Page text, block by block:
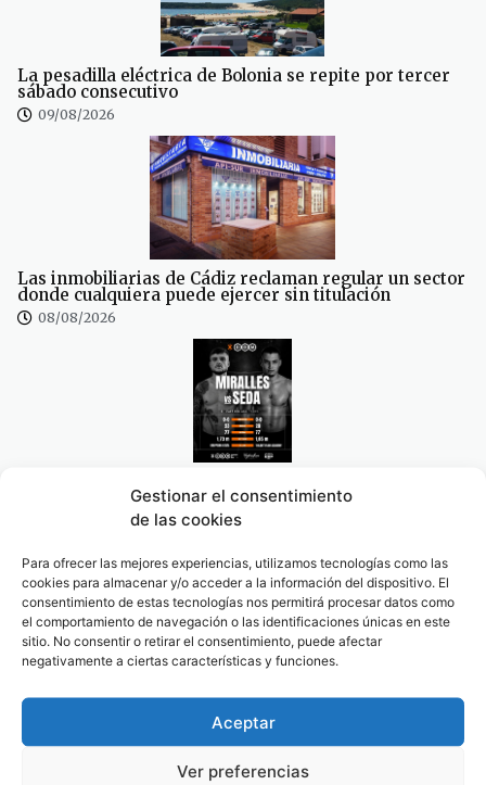
Gestionar el consentimiento
de las cookies
Para ofrecer las mejores experiencias, utilizamos tecnologías como las
cookies para almacenar y/o acceder a la información del dispositivo. El
consentimiento de estas tecnologías nos permitirá procesar datos como
el comportamiento de navegación o las identificaciones únicas en este
sitio. No consentir o retirar el consentimiento, puede afectar
negativamente a ciertas características y funciones.
Aceptar
Ver preferencias
La pesadilla eléctrica de Bolonia se repite por tercer
sábado consecutivo
09/08/2026
Las inmobiliarias de Cádiz reclaman regular un sector
donde cualquiera puede ejercer sin titulación
08/08/2026
Marciales Mixtas (MMA)
convierte en una pesadilla” (video)